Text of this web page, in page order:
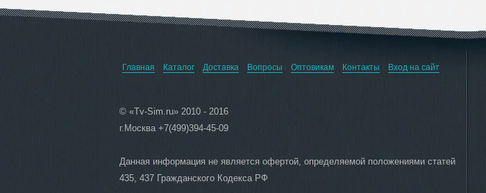
Главная Каталог Доставка Вопросы Оптовикам Контакты Вход на сайт
© «Tv-Sim.ru» 2010 - 2016
г.Москва +7(499)394-45-09
Данная информация не является офертой, определяемой положениями статей
435, 437 Гражданского Кодекса РФ